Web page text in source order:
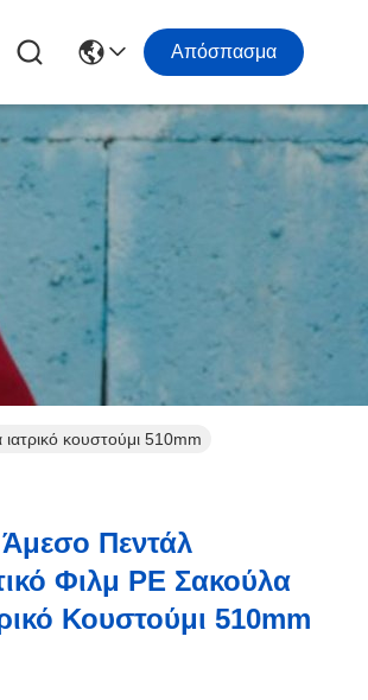
Απόσπασμα
κουστούμι 510mm
Πεντάλ
Φιλμ PE Σακούλα
Κουστούμι 510mm